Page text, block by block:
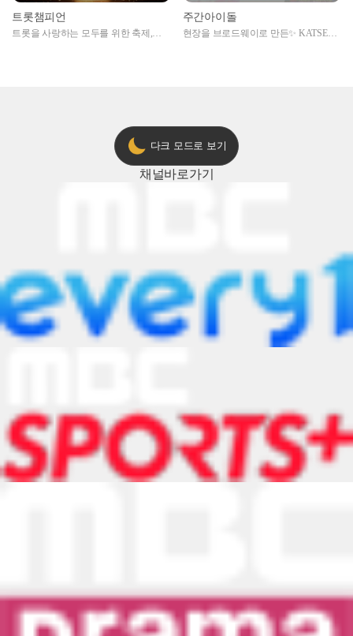
트롯챔피언
트롯을 사랑하는 모두를 위한 축제,
주간아이돌
현장을 브로드웨이로 만든✨ KATSEYE
다크 모드로 보기
채널바로가기